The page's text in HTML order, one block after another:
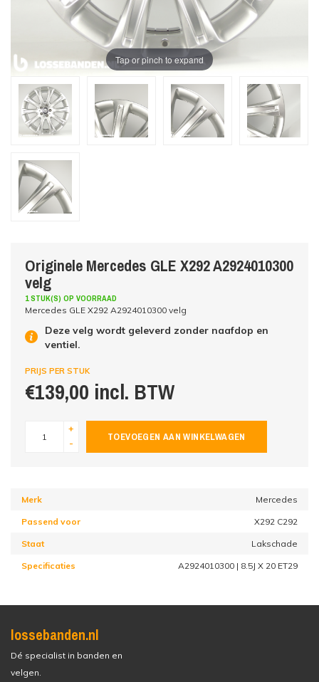
Tap or pinch to expand
Originele Mercedes GLE X292 A2924010300
velg
1 STUK(S) OP VOORRAAD
Mercedes GLE X292 A2924010300 velg
Deze velg wordt geleverd zonder naafdop en
ventiel.
PRIJS PER STUK
€139,00 incl. BTW
+
-
TOEVOEGEN AAN WINKELWAGEN
Merk Mercedes
Passend voor X292 C292
Staat Lakschade
Specificaties A2924010300 | 8.5J X 20 ET29
lossebanden.nl
Dé specialist in banden en
velgen.